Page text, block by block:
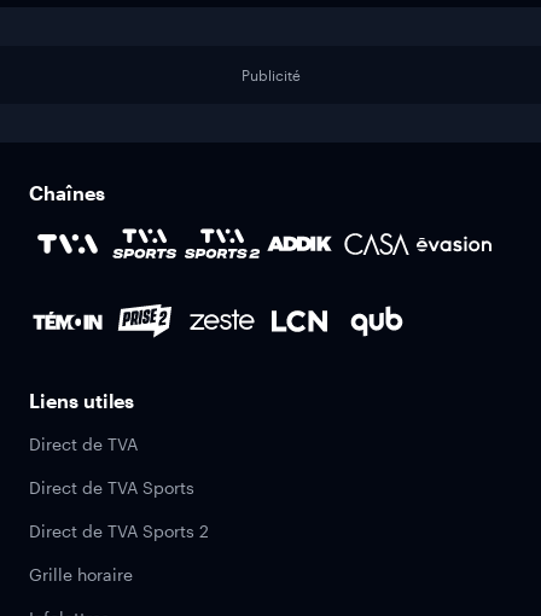
Publicité
Chaînes
Liens utiles
Direct de TVA
Direct de TVA Sports
Direct de TVA Sports 2
Grille horaire